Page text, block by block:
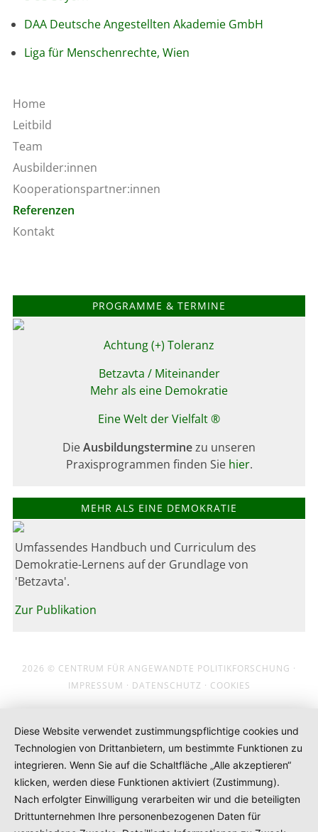
Home
Leitbild
Team
Ausbilder:innen
Kooperationspartner:innen
Referenzen
Kontakt
DAA Deutsche Angestellten Akademie GmbH
Liga für Menschenrechte, Wien
PROGRAMME & TERMINE
Achtung (+) Toleranz
Betzavta / Miteinander
Mehr als eine Demokratie
Eine Welt der Vielfalt®
DieAusbildungsterminezu unseren
Praxisprogrammen finden Sie hier.
MEHR ALS EINE DEMOKRATIE
Umfassendes Handbuch und Curriculum des
Demokratie-Lernens auf der Grundlage von
'Betzavta'.
Zur Publikation
2026 © CENTRUM FÜR ANGEWANDTE POLITIKFORSCHUNG ·
IMPRESSUM · DATENSCHUTZ · COOKIES
Diese Website verwendet zustimmungspflichtige cookies und
Technologien von Drittanbietern, um bestimmte Funktionen zu
integrieren. Wenn Sie auf die Schaltfläche „Alle akzeptieren“
klicken, werden diese Funktionen aktiviert (Zustimmung).
Nach erfolgter Einwilligung verarbeiten wir und die beteiligten
Drittunternehmen Ihre personenbezogenen Daten für